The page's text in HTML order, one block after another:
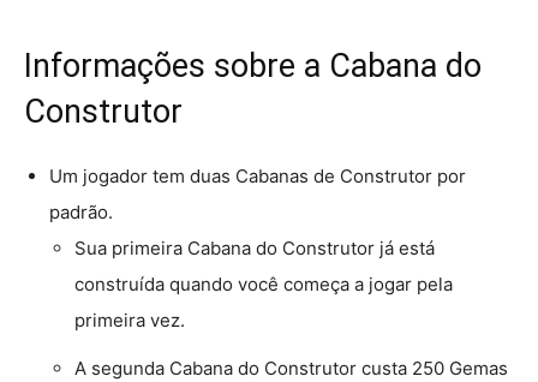
Informações sobre a Cabana do
Construtor
Um jogador tem duas Cabanas de Construtor por
padrão.
Sua primeira Cabana do Construtor já está
construída quando você começa a jogar pela
primeira vez.
A segunda Cabana do Construtor custa 250 Gemas